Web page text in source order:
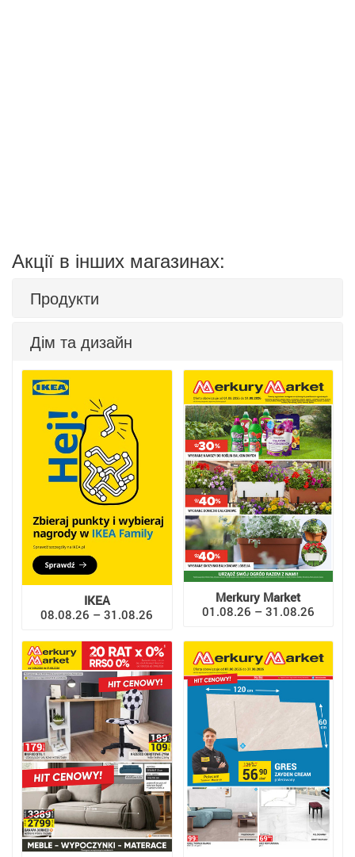
Акції в інших магазинах:
Продукти
Дім та дизайн
IKEA
08.08.26 – 31.08.26
Merkury Market
01.08.26 – 31.08.26